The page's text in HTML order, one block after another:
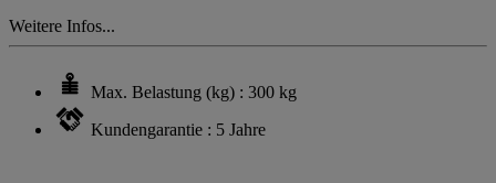
Weitere Infos...
Max. Belastung (kg) : 300 kg
Kundengarantie : 5 Jahre